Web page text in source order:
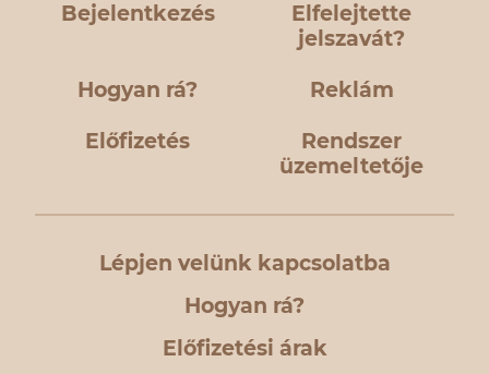
Bejelentkezés
Elfelejtette
jelszavát?
Hogyan rá? Reklám
Előfizetés
Rendszer
üzemeltetője
Lépjen velünk kapcsolatba
Hogyan rá?
Előfizetési árak